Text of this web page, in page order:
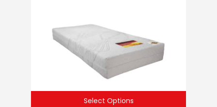
Select Options